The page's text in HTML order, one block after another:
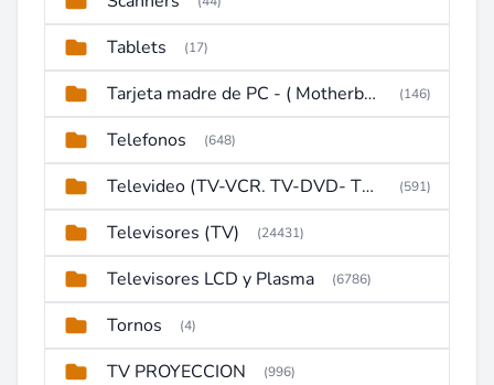
Tablets (17)
Tarjeta madre de PC - ( Motherboard ) (146)
Telefonos (648)
Televideo (TV-VCR. TV-DVD- TV-DVD-VCR) (591)
Televisores (TV) (24431)
Televisores LCD y Plasma (6786)
Tornos (4)
TV PROYECCION (996)